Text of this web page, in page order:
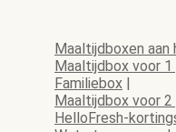
Maaltijdboxen aan
Maaltijdbox voor 1
Familiebox |
Maaltijdbox voor 2
HelloFresh-